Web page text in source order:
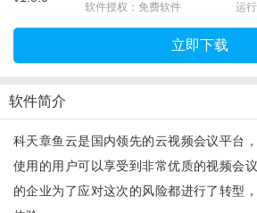
软件授权：免费软件
运
立即下载
软件简介
科天章鱼云是国内领先的云视频会议平台
使用的用户可以享受到非常优质的视频会
的企业为了应对这次的风险都进行了转型